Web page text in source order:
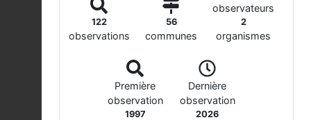
122
observations
56
communes
observateurs
2
organismes
Première
observation
1997
Dernière
observation
2026